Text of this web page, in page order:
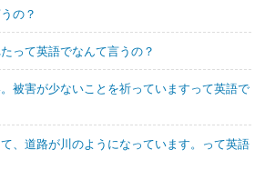
の？
って英語でなんて言うの？
被害が少ないことを祈っていますって英語で
、道路が川のようになっています。って英語